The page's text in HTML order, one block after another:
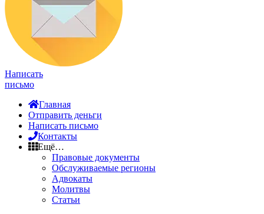
Написать
письмо
Главная
Отправить деньги
Написать письмо
Контакты
Ещё…
Правовые документы
Обслуживаемые регионы
Адвокаты
Молитвы
Статьи